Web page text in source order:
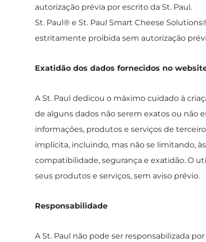
autorização prévia por escrito da St. Paul.
St. Paul® e St. Paul Smart Cheese
estritamente proibida sem autorização
Exatidão dos dados fornecidos no
A St. Paul dedicou o máximo cuidado à
de alguns dados não serem exatos ou não
informações, produtos e serviços de
implícita, incluindo, mas não se limitando,
compatibilidade, segurança e exatidão. O
seus produtos e serviços, sem aviso prévio.
Responsabilidade
A St. Paul não pode ser responsabilizada